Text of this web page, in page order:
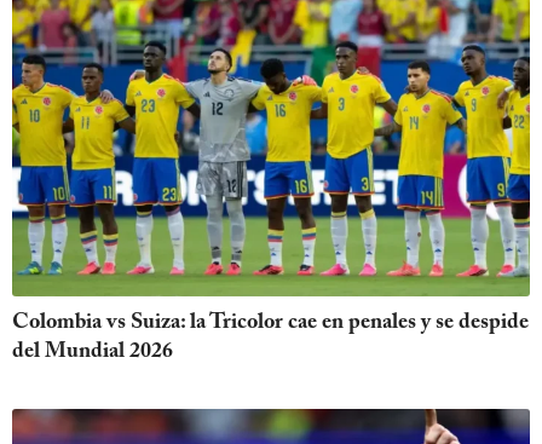
Colombia vs Suiza: la Tricolor cae en penales y se despide
del Mundial 2026